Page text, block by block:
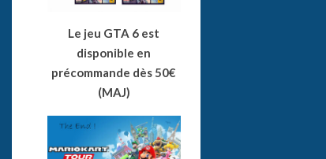
Le jeu GTA 6 est
disponible en
précommande dès 50€
(MAJ)